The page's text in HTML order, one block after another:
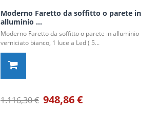
Moderno Faretto da soffitto o parete in
alluminio ...
Moderno Faretto da soffitto o parete in alluminio
verniciato bianco, 1 luce a Led ( 5...
1.116,30 € 948,86 €